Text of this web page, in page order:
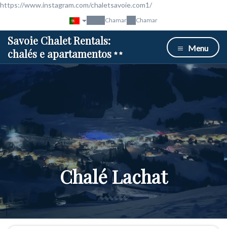
https://www.instagram.com/chaletsavoie.com1/
Chamar Chamar
Savoie Chalet Rentals:
chalés e apartamentos
Menu
Chalé Lachat